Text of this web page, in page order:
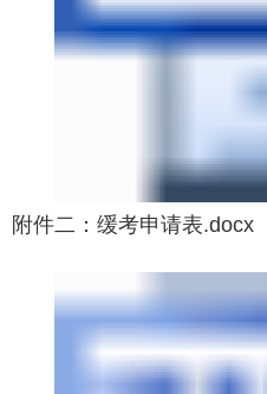
附件二：缓考申请表.docx